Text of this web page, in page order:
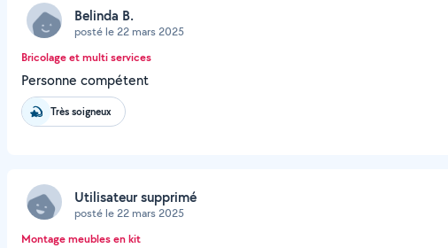
Belinda B.
posté le 22 mars 2025
Bricolage et multi services
Personne compétent
Très soigneux
Utilisateur supprimé
posté le 22 mars 2025
Montage meubles en kit